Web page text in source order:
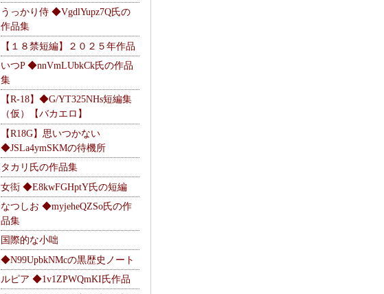
うっかり侍 ◆VgdlYupz7Q氏の
作品集
【１８禁短編】２０２５年作品
いつP ◆nnVmLUbkCk氏の作品
集
【R-18】◆G/YT325NHs短編集
（仮）【バカエロ】
【R18G】思いつかない
◆JSLa4ymSKMの待機所
タカリ氏の作品集
女衒 ◆E8kwFGHptY氏の短編
なつしお ◆myjeheQZSo氏の作
品集
国際的な小咄
◆N99UpbkNMcの黒歴史ノート
ルピア ◆1v1ZPWQmKI氏作品